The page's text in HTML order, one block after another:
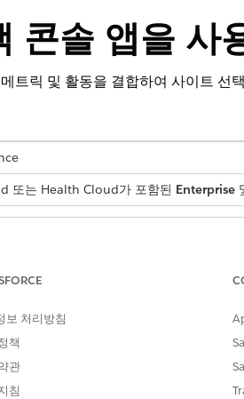
콘솔 앱을 사
트릭 및 활동을 결합하여 사이트 선
또는 Health Cloud가 포함된 Enterprise
택
롭다운에서
보 처리방침
책
관
침